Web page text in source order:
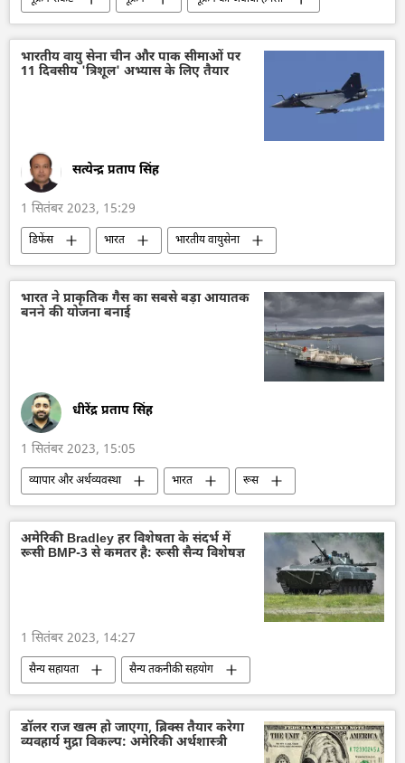
यूक्रेन सशस्त्र बल
विशेष सैन्य अभियान
सैन्य सहायता
सैन्य तकनीकी सहयोग
रक्षा मंत्रालय (MoD)
भारतीय वायु सेना चीन और पाक सीमाओं पर
11 दिवसीय 'त्रिशूल' अभ्यास के लिए तैयार
सत्येन्द्र प्रताप सिंह
1 सितंबर 2023, 15:29
डिफेंस भारत
भारतीय वायुसेना
वायुसेना
वायु रक्षा
लड़ाकू वाहन
हेलीकॉप्टर
ड्रोन
राफेल जेट
सुखोई-30MKI
रक्षा मंत्रालय (MoD)
बैलिस्टिक मिसाइल प्रणाली
जम्मू और कश्मीर
भारत ने प्राकृतिक गैस का सबसे बड़ा आयातक
बनने की योजना बनाई
धीरेंद्र प्रताप सिंह
1 सितंबर 2023, 15:05
व्यापार और अर्थव्यवस्था भारत
रूस
दिल्ली
मास्को
तेल
तेल का आयात
ईरान
द्विपक्षीय व्यापार
तेल उत्पादन
आयात
अमेरिकी Bradley हर विशेषता के संदर्भ में
रूसी BMP-3 से कमतर है: रूसी सैन्य विशेषज्ञ
1 सितंबर 2023, 14:27
सैन्य सहायता
सैन्य तकनीकी सहयोग
विशेष सैन्य अभियान
रूस
यूक्रेन
यूक्रेन सशस्त्र बल
यूक्रेन का जवाबी हमला
सामूहिक पश्चिम
डॉलर राज खत्म हो जाएगा, ब्रिक्स तैयार करेगा
व्यवहार्य मुद्रा विकल्प: अमेरिकी अर्थशास्त्री